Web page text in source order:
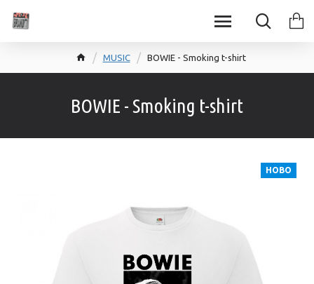
MUSIC BOWIE - Smoking t-shirt
BOWIE - Smoking t-shirt
НОВО